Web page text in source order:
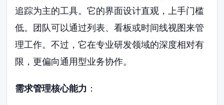
追踪为主的工具。它的界面设计直观，上手门槛
低。团队可以通过列表、看板或时间线视图来管
理工作。不过，它在专业研发领域的深度相对有
限，更偏向通用型业务协作。
需求管理核心能力 ：